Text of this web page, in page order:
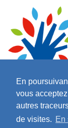
En
vous
autres
de visites. En